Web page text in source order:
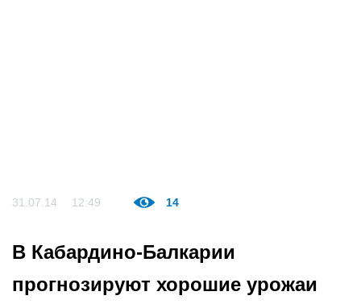
31.07.14 12:49 14
В Кабардино-Балкарии
прогнозируют хорошие урожаи